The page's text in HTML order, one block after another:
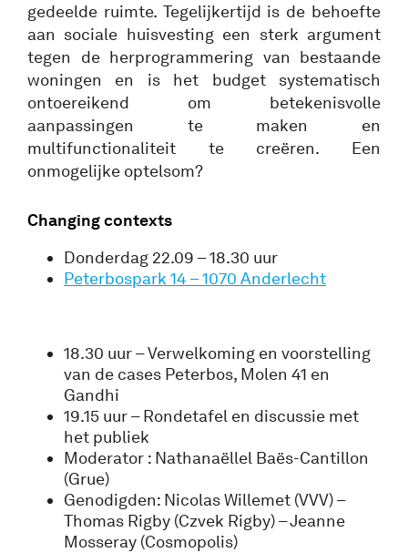
gedeelde ruimte. Tegelijkertijd is de behoefte
aan sociale huisvesting een sterk argument
tegen de herprogrammering van bestaande
woningen en is het budget systematisch
ontoereikend om betekenisvolle
aanpassingen te maken en
multifunctionaliteit te creëren. Een
onmogelijke optelsom?
Changing contexts
Donderdag 22.09 – 18.30 uur
Peterbospark 14 – 1070 Anderlecht
18.30 uur – Verwelkoming en voorstelling
van de cases Peterbos, Molen 41 en
Gandhi
19.15 uur – Rondetafel en discussie met
het publiek
Moderator : Nathanaëllel Baës-Cantillon
(Grue)
Genodigden: Nicolas Willemet (VVV) –
Thomas Rigby (Czvek Rigby) – Jeanne
Mosseray (Cosmopolis)